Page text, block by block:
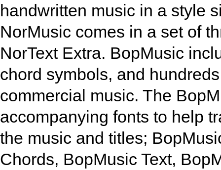
handwritten music in a style
NorMusic comes in a set of
NorText Extra. BopMusic
chord symbols, and
commercial music. The
accompanying fonts to help
the music and titles;
Chords, BopMusic Text,